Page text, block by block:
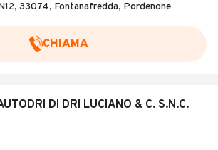
33074, Fontanafredda, Pordenone
CHIAMA
DI DRI LUCIANO & C. S.N.C.